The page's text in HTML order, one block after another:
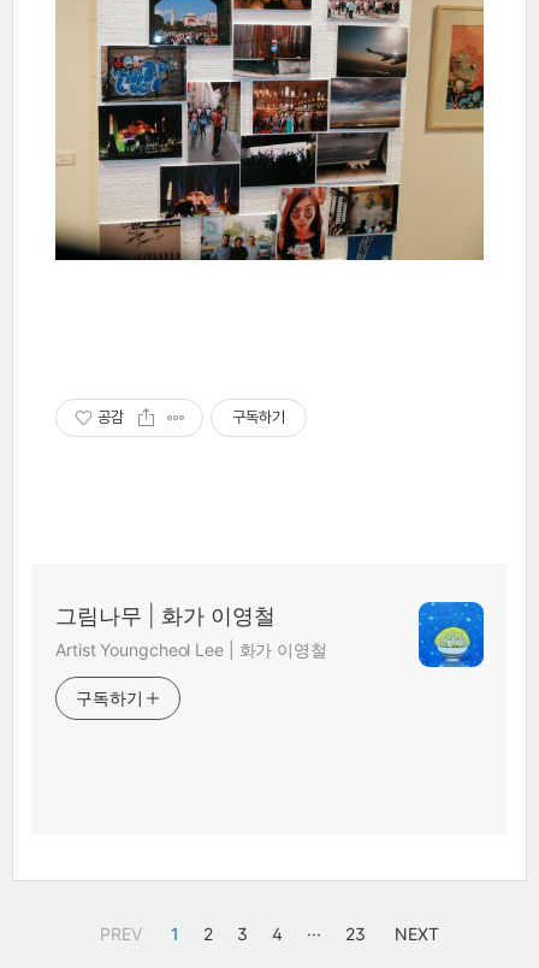
공감 구독하기
그림나무 | 화가 이영철
Artist Youngcheol Lee | 화가 이영철
구독하기
PREV 1 2 3 4 ··· 23 NEXT